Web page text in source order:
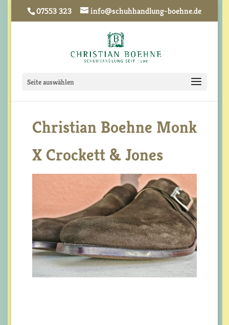
07553 323 info@schuhhandlung-boehne.de
Seite auswählen
Christian Boehne Monk
X Crockett & Jones